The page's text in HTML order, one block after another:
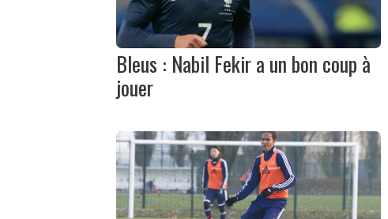
Bleus : Nabil Fekir a un bon coup à
jouer